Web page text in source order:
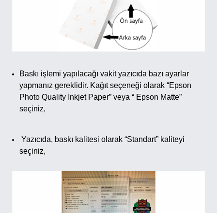
Baskı işlemi yapılacağı vakit yazıcıda bazı ayarlar
yapmanız gereklidir. Kağıt seçeneği olarak “Epson
Photo Quality İnkjet Paper” veya “ Epson Matte”
seçiniz,
Yazıcıda, baskı kalitesi olarak “Standart” kaliteyi
seçiniz,